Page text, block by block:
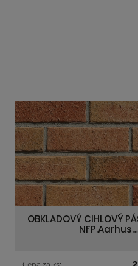
OBKLADOVÝ CIHLOVÝ
NFP.Aarhus…